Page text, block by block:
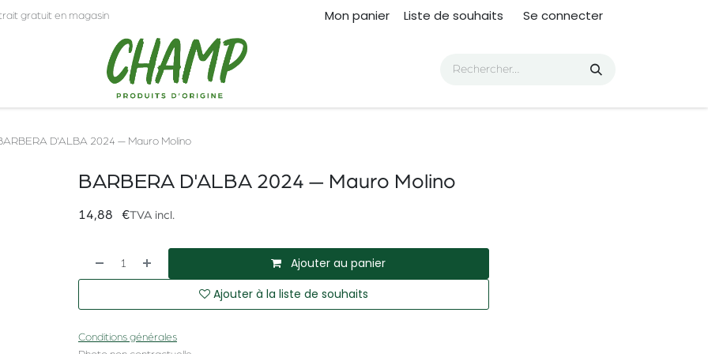
gratuit en magasin Mon panier Liste de souhaits Se connecter
D'ALBA 2024 — Mauro Molino
BARBERA D'ALBA 2024 — Mauro Molino
14,88 €TVA incl.
Ajouter au panier
Ajouter à la liste de souhaits
Conditions générales